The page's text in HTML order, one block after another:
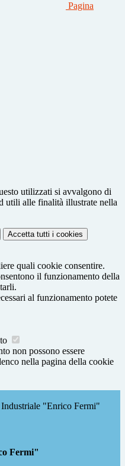
Pagina
utilizzati si avvalgono di
utili alle finalità illustrate nella
Accetta tutti i cookies
quali cookie consentire.
il funzionamento della
al funzionamento potete
non possono essere
nella pagina della cookie
"Enrico Fermi"
Fermi"